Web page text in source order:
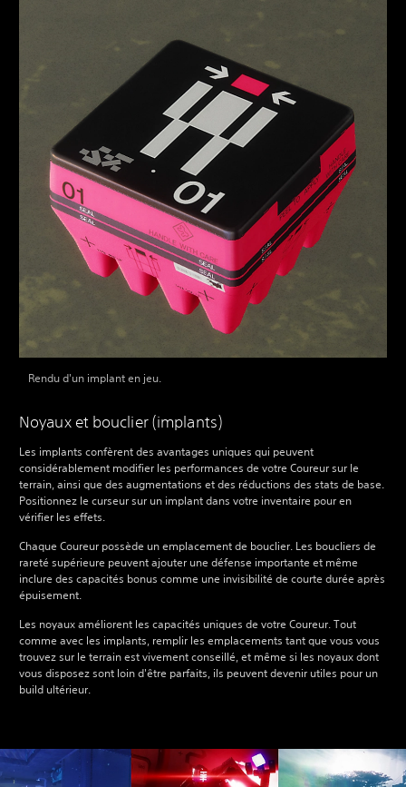
Rendu d'un implant en jeu.
Noyaux et bouclier (implants)
Les implants confèrent des avantages uniques qui peuvent
considérablement modifier les performances de votre Coureur sur le
terrain, ainsi que des augmentations et des réductions des stats de base.
Positionnez le curseur sur un implant dans votre inventaire pour en
vérifier les effets.
Chaque Coureur possède un emplacement de bouclier. Les boucliers de
rareté supérieure peuvent ajouter une défense importante et même
inclure des capacités bonus comme une invisibilité de courte durée après
épuisement.
Les noyaux améliorent les capacités uniques de votre Coureur. Tout
comme avec les implants, remplir les emplacements tant que vous vous
trouvez sur le terrain est vivement conseillé, et même si les noyaux dont
vous disposez sont loin d'être parfaits, ils peuvent devenir utiles pour un
build ultérieur.